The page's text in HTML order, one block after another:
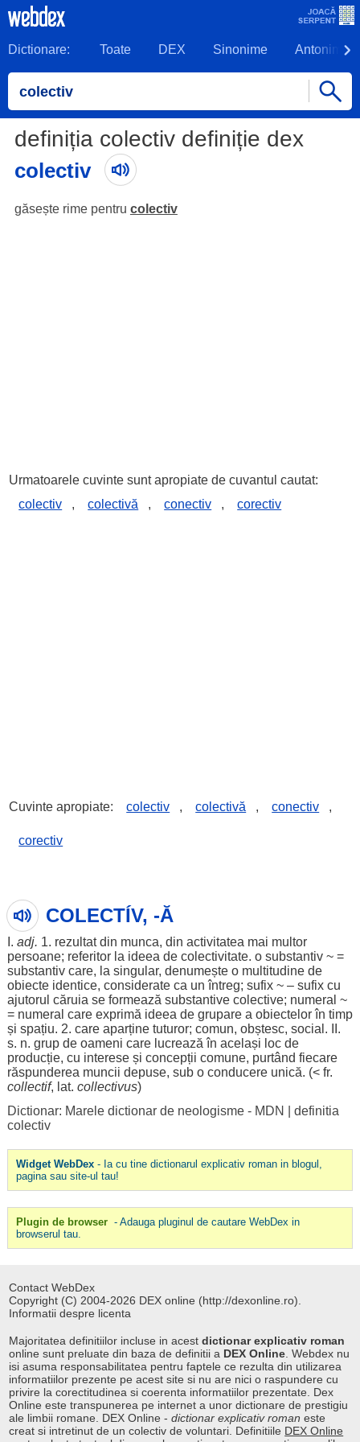
Dictionare: Toate DEX Sinonime Antonime
definiția colectiv definiție dex
colectiv
găsește rime pentru colectiv
Urmatoarele cuvinte sunt apropiate de cuvantul cautat:
colectiv
, colectivă , conectiv , corectiv
Cuvinte apropiate: colectiv , colectivă , conectiv ,
corectiv
COLECTÍV, -Ă
I. adj. 1. rezultatdin munca, din activitatea mai multor
persoane; referitorla ideea de colectivitate. o substantiv~ =
substantivcare, la singular, denumeșteo multitudinede
obiecte identice, considerate ca un întreg; sufix~ – sufixcu
ajutorul căruia se formează substantive colective; numeral ~
= numeral care exprimă ideea de gruparea obiectelorîn timp
și spațiu. 2. care aparținetuturor; comun, obștesc, social . II.
s. n. grupde oameni care lucrează în același locde
producție, cu intereseși concepții comune, purtând fiecare
răspunderea muncii depuse, sub o conducere unică. (< fr.
collectif, lat. collectivus)
Dictionar: Marele dictionar de neologisme - MDN
definitia
colectiv
Widget WebDex- Ia cu tine dictionarul explicativ roman in blogul,
pagina sau site-ul tau!
Plugin de browser - Adauga pluginul de cautare WebDex in
browserul tau.
Contact WebDex
Copyright (C) 2004-2026 DEX online (http://dexonline.ro).
Informatii despre licenta
Majoritatea definitiilor incluse in acestdictionar explicativ roman
online sunt preluate din baza de definitii a DEX Online . Webdex nu
isi asuma responsabilitatea pentru faptele ce rezulta din utilizarea
informatiilor prezente pe acest site si nu are nici o raspundere cu
privire la corectitudinea si coerenta informatiilor prezentate. Dex
Online este transpunerea pe internet a unor dictionare de prestigiu
ale limbii romane. DEX Online -dictionar explicativ roman este
creat si intretinut de un colectiv de voluntari. Definitiile DEX Online